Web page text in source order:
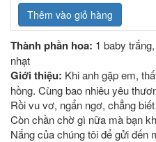
Thêm vào giỏ hàng
Thành phần hoa: 1 baby
nhạt
Giới thiệu: Khi anh gặp em,
hồng. Cùng bao nhiêu yêu
Rồi vu vơ, ngẩn ngơ, chẳng
Còn chần chờ gì nữa mà bạn
Nắng của chúng tôi để gửi đến